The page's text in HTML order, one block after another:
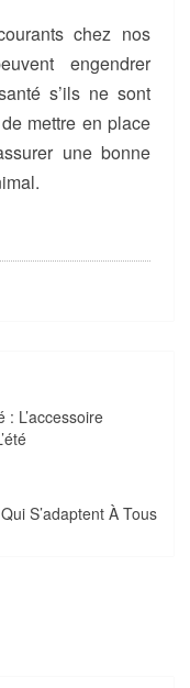
chez nos
engendrer
s’ils ne sont
mettre en place
une bonne
L’accessoire
S’adaptent À Tous